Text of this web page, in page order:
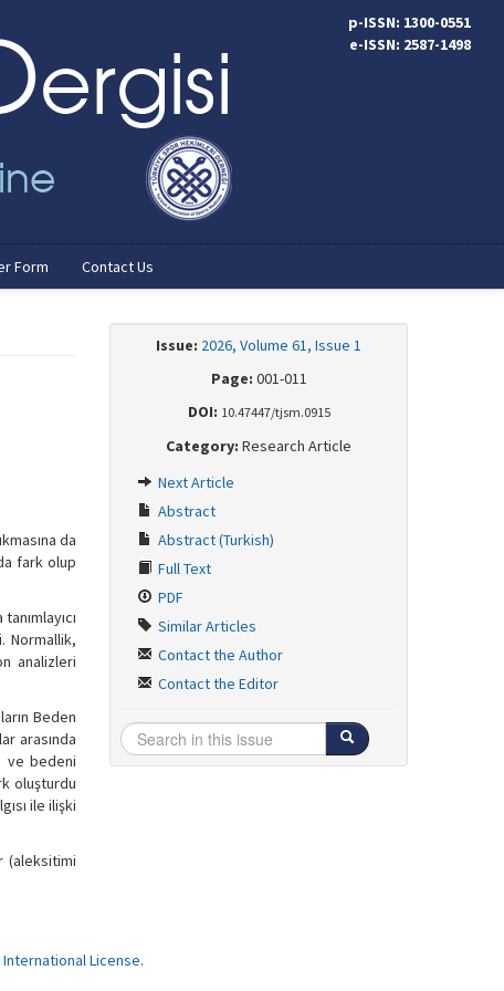
p-ISSN: 1300-0551
e-ISSN: 2587-1498
Form Contact Us
da
fark olup
Normallik,
analizleri
Beden
arasında
ve bedeni
oluşturdu
ile ilişki
(aleksitimi
Issue: 2026, Volume 61, Issue 1
Page: 001-011
DOI: 10.47447/tjsm.0915
Category: Research Article
Next Article
Abstract
Abstract (Turkish)
Full Text
PDF
Similar Articles
Contact the Author
Contact the Editor
License.